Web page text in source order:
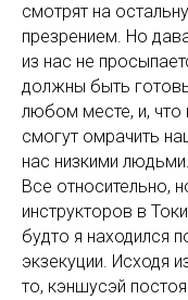
смотрят на
презрением. Но
из нас не
должны быть
любом месте, и, что
смогут омрачить
нас низкими людьми.
Все относительно,
инструкторов в
будто я находился
экзекуции. Исходя
то, кэншусэй